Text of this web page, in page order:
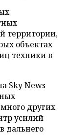
территории,
объектах
техники в
Sky News
других
усилий
дальнего